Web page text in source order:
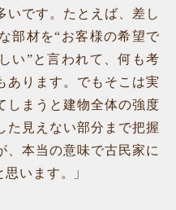
いです。たとえば、差し
部材を“お客様の希望で
い”と言われて、何も考
あります。でもそこは実
しまうと建物全体の強度
た見えない部分まで把握
、本当の意味で古民家に
います。」